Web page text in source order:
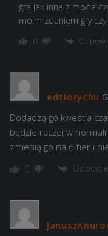
gra jak inne z moda
moim zdaniem gry
0
edziorychu
Dodadzą go kwestia
będzie raczej w
zmienią go na 6 tier i
0